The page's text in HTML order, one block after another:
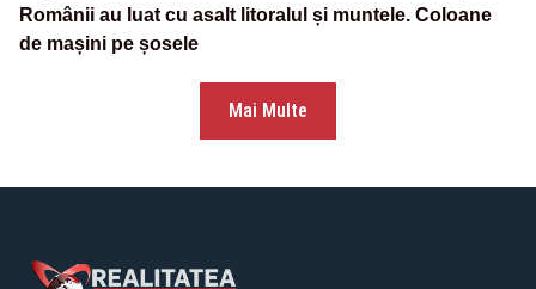
Românii au luat cu asalt litoralul și muntele. Coloane
de mașini pe șosele
Mai Multe